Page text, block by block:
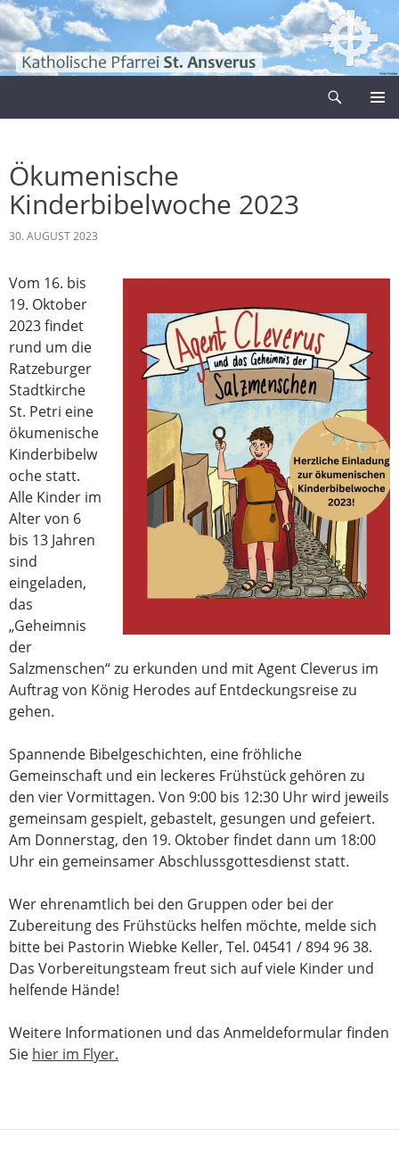
Zum
Inhalt
springen
Ökumenische
Kinderbibelwoche 2023
30. AUGUST 2023
Vom 16. bis
19. Oktober
2023 findet
rund um die
Ratzeburger
Stadtkirche
St. Petri eine
ökumenische
Kinderbibelw
oche statt.
Alle Kinder im
Alter von 6
bis 13 Jahren
sind
eingeladen,
das
„Geheimnis
der
Salzmenschen“ zu erkunden und mit Agent Cleverus im
Auftrag von König Herodes auf Entdeckungsreise zu
gehen.
Spannende Bibelgeschichten, eine fröhliche
Gemeinschaft und ein leckeres Frühstück gehören zu
den vier Vormittagen. Von 9:00 bis 12:30 Uhr wird jeweils
gemeinsam gespielt, gebastelt, gesungen und gefeiert.
Am Donnerstag, den 19. Oktober findet dann um 18:00
Uhr ein gemeinsamer Abschlussgottesdienst statt.
Wer ehrenamtlich bei den Gruppen oder bei der
Zubereitung des Frühstücks helfen möchte, melde sich
bitte bei Pastorin Wiebke Keller, Tel. 04541 / 894 96 38.
Das Vorbereitungsteam freut sich auf viele Kinder und
helfende Hände!
Weitere Informationen und das Anmeldeformular finden
Sie hier im Flyer.